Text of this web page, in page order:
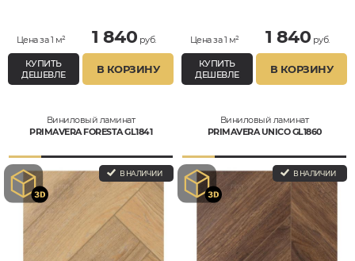
Цена за 1 м² 1 840 руб.
КУПИТЬ
ДЕШЕВЛЕ
В КОРЗИНУ
Цена за 1 м² 1 840 руб.
КУПИТЬ
ДЕШЕВЛЕ
В КОРЗИНУ
Виниловый ламинат
PRIMAVERA FORESTA GL1841
В НАЛИЧИИ
Виниловый ламинат
PRIMAVERA UNICO GL1860
В НАЛИЧИИ